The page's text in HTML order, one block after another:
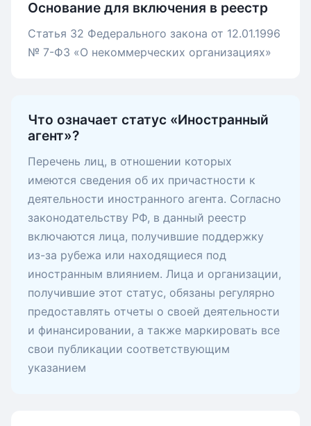
Основание для включения в реестр
Статья 32 Федерального закона от 12.01.1996
№ 7-ФЗ «О некоммерческих организациях»
Что означает статус «Иностранный
агент»?
Перечень лиц, в отношении которых
имеются сведения об их причастности к
деятельности иностранного агента. Согласно
законодательству РФ, в данный реестр
включаются лица, получившие поддержку
из-за рубежа или находящиеся под
иностранным влиянием. Лица и организации,
получившие этот статус, обязаны регулярно
предоставлять отчеты о своей деятельности
и финансировании, а также маркировать все
свои публикации соответствующим
указанием